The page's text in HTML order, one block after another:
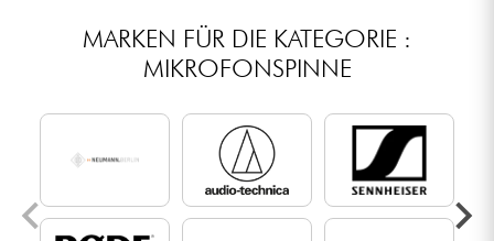
MARKEN FÜR DIE KATEGORIE :
MIKROFONSPINNE